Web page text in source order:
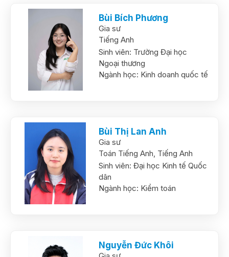
Bùi Bích Phương
Gia sư
Tiếng Anh
Sinh viên: Trường Đại học
Ngoại thương
Ngành học: Kinh doanh quốc tế
Bùi Thị Lan Anh
Gia sư
Toán Tiếng Anh, Tiếng Anh
Sinh viên: Đại học Kinh tế Quốc
dân
Ngành học: Kiểm toán
Nguyễn Đức Khôi